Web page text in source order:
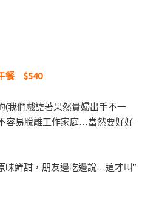
餐 $540
(我們戲謔著果然貴婦出手不一
容易脫離工作家庭…當然要好好
味鮮甜，朋友邊吃邊說…這才叫”